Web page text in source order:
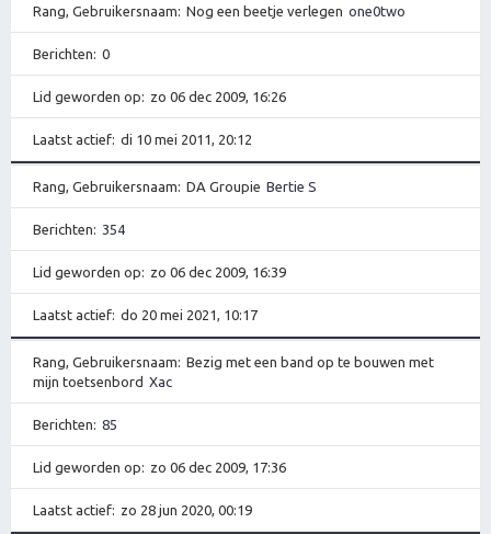
Rang, Gebruikersnaam Nog een beetje verlegen one0two
Berichten 0
Lid geworden op zo 06 dec 2009, 16:26
Laatst actief di 10 mei 2011, 20:12
Rang, Gebruikersnaam DA Groupie Bertie S
Berichten 354
Lid geworden op zo 06 dec 2009, 16:39
Laatst actief do 20 mei 2021, 10:17
Rang, Gebruikersnaam
Bezig met een band op te bouwen met
mijn toetsenbord Xac
Berichten 85
Lid geworden op zo 06 dec 2009, 17:36
Laatst actief zo 28 jun 2020, 00:19